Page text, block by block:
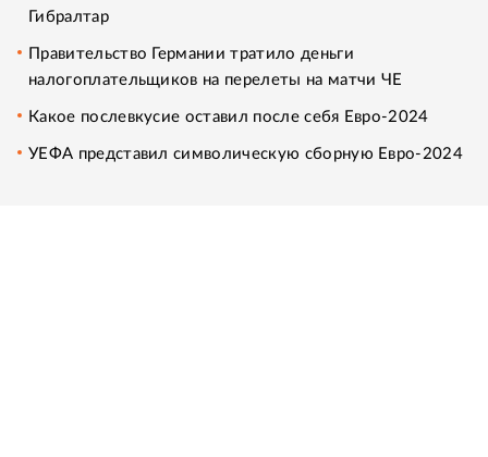
Гибралтар
Правительство Германии тратило деньги
налогоплательщиков на перелеты на матчи ЧЕ
Какое послевкусие оставил после себя Евро-2024
УЕФА представил символическую сборную Евро-2024